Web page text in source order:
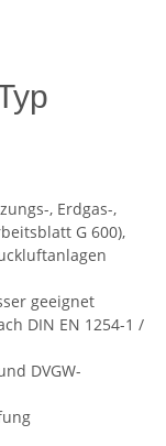
, Erdgas-,
G 600),
geeignet
DIN EN 1254-1 /
DVGW-